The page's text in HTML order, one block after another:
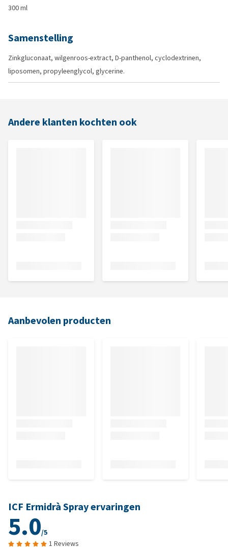
300 ml
Samenstelling
Zinkgluconaat, wilgenroos-extract, D-panthenol, cyclodextrinen,
liposomen, propyleenglycol, glycerine.
Andere klanten kochten ook
Aanbevolen producten
ICF Ermidrà Spray ervaringen
5.0/5
1 Reviews